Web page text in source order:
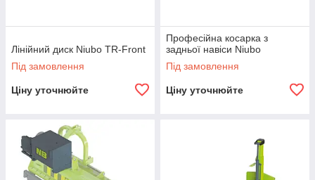
Лінійний диск Niubo TR-Front
Під замовлення
Ціну уточнюйте
Професійна косарка з
задньої навіси Niubo
Під замовлення
Ціну уточнюйте